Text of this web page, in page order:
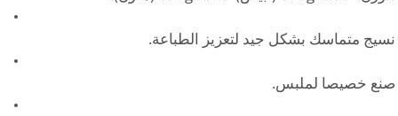
نسيج متماسك بشكل جيد لتعزيز الطباعة.
صنع خصيصا لملبس.